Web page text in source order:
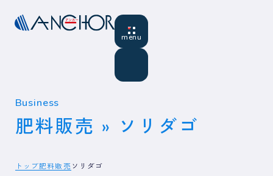
Business
肥料販売 » ソリダゴ
トップ肥料販売ソリダゴ